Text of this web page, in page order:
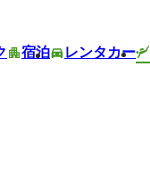
宿泊 レンタカー